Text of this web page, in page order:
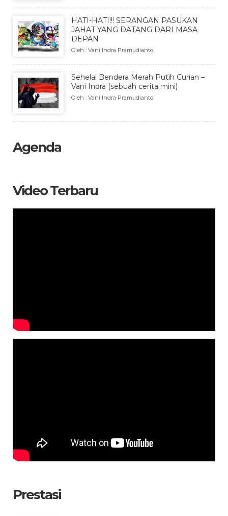
HATI-HATI!!! SERANGAN PASUKAN
JAHAT YANG DATANG DARI MASA
DEPAN
Oleh : Vani Indra Pramudianto
Sehelai Bendera Merah Putih Curian –
Vani Indra (sebuah cerita mini)
Oleh : Vani Indra Pramudianto
Agenda
Video Terbaru
Prestasi